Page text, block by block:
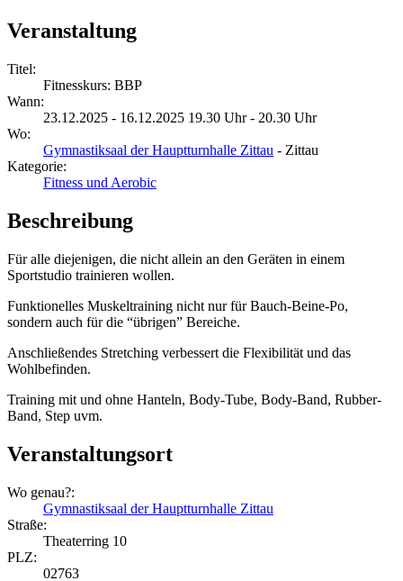
Veranstaltung
Titel:
Fitnesskurs: BBP
Wann:
23.12.2025 - 16.12.2025 19.30 Uhr - 20.30 Uhr
Wo:
Gymnastiksaal der Hauptturnhalle Zittau - Zittau
Kategorie:
Fitness und Aerobic
Beschreibung
Für alle diejenigen, die nicht allein an den Geräten in einem
Sportstudio trainieren wollen.
Funktionelles Muskeltraining nicht nur für Bauch-Beine-Po,
sondern auch für die “übrigen” Bereiche.
Anschließendes Stretching verbessert die Flexibilität und das
Wohlbefinden.
Training mit und ohne Hanteln, Body-Tube, Body-Band, Rubber-
Band, Step uvm.
Veranstaltungsort
Wo genau?:
Gymnastiksaal der Hauptturnhalle Zittau
Straße:
Theaterring 10
PLZ:
02763